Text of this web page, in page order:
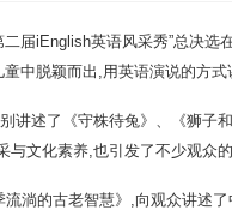
二届iEnglish英语风采秀”总决
中脱颖而出,用英语演说的方式
讲述了《守株待兔》、《狮子
文化素养,也引发了不少观众的
淌的古老智慧》,向观众讲述